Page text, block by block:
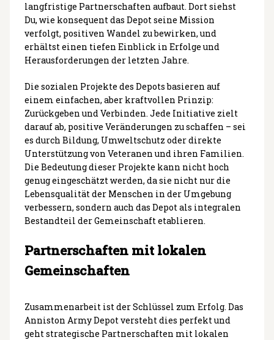
langfristige Partnerschaften aufbaut. Dort siehst
Du, wie konsequent das Depot seine Mission
verfolgt, positiven Wandel zu bewirken, und
erhältst einen tiefen Einblick in Erfolge und
Herausforderungen der letzten Jahre.
Die sozialen Projekte des Depots basieren auf
einem einfachen, aber kraftvollen Prinzip:
Zurückgeben und Verbinden. Jede Initiative zielt
darauf ab, positive Veränderungen zu schaffen – sei
es durch Bildung, Umweltschutz oder direkte
Unterstützung von Veteranen und ihren Familien.
Die Bedeutung dieser Projekte kann nicht hoch
genug eingeschätzt werden, da sie nicht nur die
Lebensqualität der Menschen in der Umgebung
verbessern, sondern auch das Depot als integralen
Bestandteil der Gemeinschaft etablieren.
Partnerschaften mit lokalen
Gemeinschaften
Zusammenarbeit ist der Schlüssel zum Erfolg. Das
Anniston Army Depot versteht dies perfekt und
geht strategische Partnerschaften mit lokalen